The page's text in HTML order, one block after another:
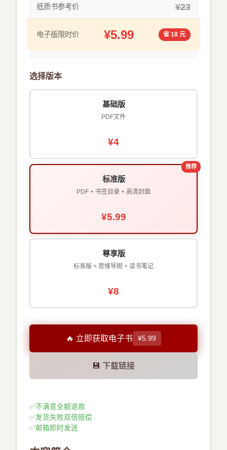
纸质书参考价 ¥23
电子版限时价 ¥5.99 省 18 元
选择版本
基础版
PDF文件
¥4
推荐
标准版
PDF + 书签目录 + 高清封面
¥5.99
尊享版
标准版 + 思维导图 + 读书笔记
¥8
🔥 立即获取电子书 ¥5.99
💾 下载链接
✅不满意全额退款
✅发货失败双倍赔偿
✅邮箱即时发送